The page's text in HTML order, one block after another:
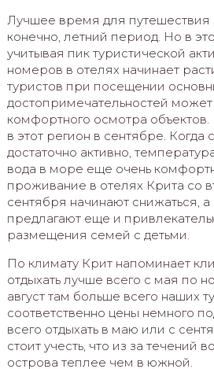
Лучшее время для путешествия
конечно, летний период. Но в
учитывая пик туристической
номеров в отелях начинает
туристов при посещении
достопримечательностей
комфортного осмотра
в этот регион в сентябре. Когда
достаточно активно,
вода в море еще очень
проживание в отелях Крита со
сентября начинают снижаться,
предлагают еще и
размещения семей с детьми.
По климату Крит напоминает
отдыхать лучше всего с мая по
август там больше всего наших
соответственно цены немного
всего отдыхать в маю или с
стоит учесть, что из за течений
острова теплее чем в южной.